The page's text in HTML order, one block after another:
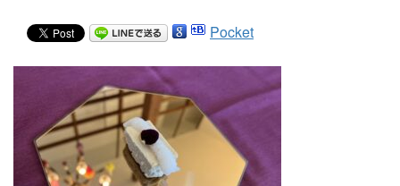
Pocket